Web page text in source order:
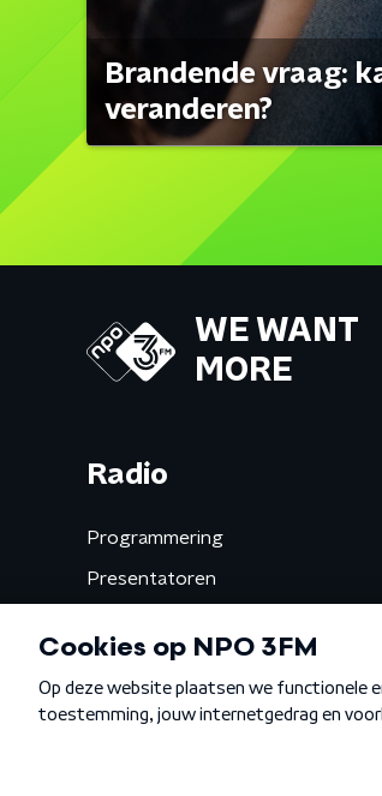
Brandende vraag:
veranderen?
WE WANT
MORE
Radio
Programmering
Presentatoren
Gemist
Algemene voorwaarden